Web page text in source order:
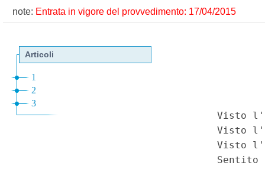
note: Entrata in vigore del provvedimento: 17/04/2015